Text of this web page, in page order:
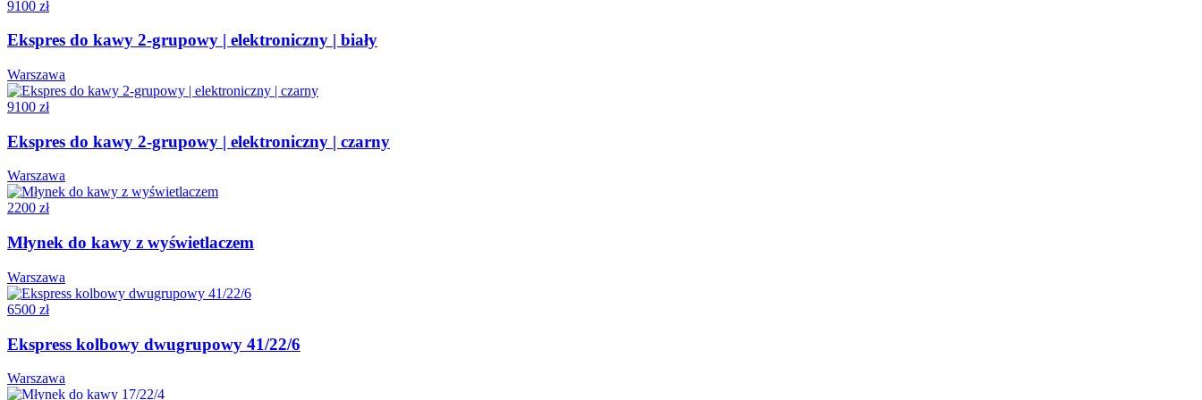
9100 zł
Ekspres do kawy 2-grupowy | elektroniczny | biały
Warszawa
9100 zł
Ekspres do kawy 2-grupowy | elektroniczny | czarny
Warszawa
2200 zł
Młynek do kawy z wyświetlaczem
Warszawa
6500 zł
Ekspress kolbowy dwugrupowy 41/22/6
Warszawa